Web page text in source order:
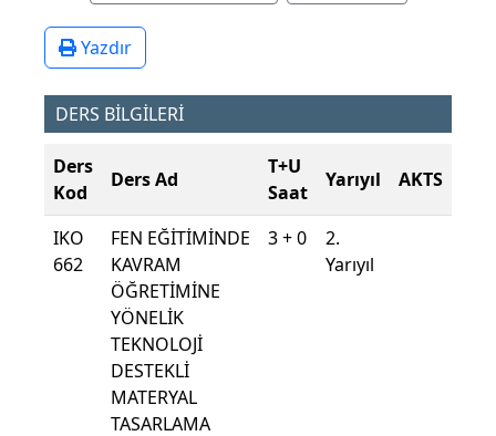
Yazdır
DERS BİLGİLERİ
Ders
Kod
Ders Ad
T+U
Saat
Yarıyıl AKTS
IKO
662
FEN EĞİTİMİNDE
KAVRAM
ÖĞRETİMİNE
YÖNELİK
TEKNOLOJİ
DESTEKLİ
MATERYAL
TASARLAMA
3 + 0
2.
Yarıyıl